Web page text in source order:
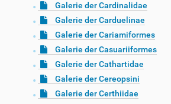
Galerie der Cardinalidae
Galerie der Carduelinae
Galerie der Cariamiformes
Galerie der Casuariiformes
Galerie der Cathartidae
Galerie der Cereopsini
Galerie der Certhiidae